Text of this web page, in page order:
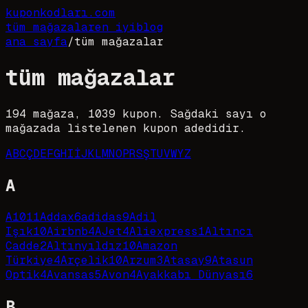
kuponkodları.com
tüm mağazalaren iyiblog
ana sayfa/tüm mağazalar
tüm mağazalar
194 mağaza, 1039 kupon. Sağdaki sayı o
mağazada listelenen kupon adedidir.
ABCÇDEFGHIİJKLMNOPRSŞTUVWYZ
A
A1011Addax6adidas9Adil
Işık10Airbnb4AJet4Aliexpress1Altıncı
Cadde2Altınyıldız10Amazon
Türkiye4Arçelik10Arzum3Atasay9Atasun
Optik4Avansas5Avon4Ayakkabı Dünyası6